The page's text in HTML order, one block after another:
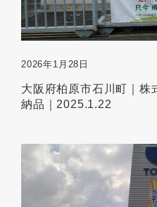
2026年1月28日
大阪府柏原市石川町｜株
納品｜2025.1.22